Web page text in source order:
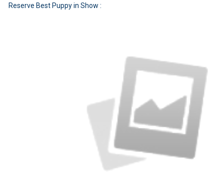
Reserve Best Puppy in Show :